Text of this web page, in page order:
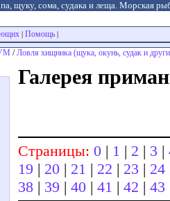
щуку, сома, судака и леща. Морская
Помощь
/Ловля хищника (щука, окунь, судак и
Галерея
Страницы: 0 | 1 | 2 | 3 |
19 | 20 | 21 | 22 | 23 | 24
38 | 39 | 40 | 41 | 42 | 43